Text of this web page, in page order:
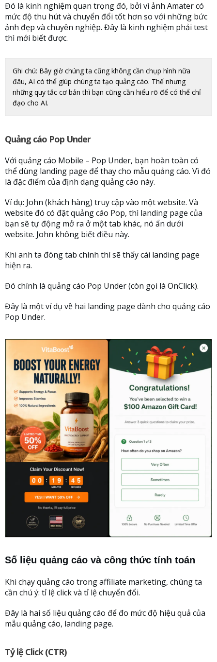
Đó là kinh nghiệm quan trọng đó, bởi vì ảnh Amater có
mức độ thu hút và chuyển đổi tốt hơn so với những bức
ảnh đẹp và chuyên nghiệp. Đây là kinh nghiệm phải test
thì mới biết được.
Ghi chú: Bây giờ chúng ta cũng không cần chụp hình nữa
đâu, AI có thể giúp chúng ta tạo quảng cáo. Thế nhưng
những quy tắc cơ bản thì bạn cũng cần hiểu rõ để có thể chỉ
đạo cho AI.
Quảng cáo Pop Under
Với quảng cáo Mobile – Pop Under, bạn hoàn toàn có
thể dùng landing page để thay cho mẫu quảng cáo. Vì đó
là đặc điểm của định dạng quảng cáo này.
Ví dụ: John (khách hàng) truy cập vào một website. Và
website đó có đặt quảng cáo Pop, thì landing page của
bạn sẽ tự động mở ra ở một tab khác, nó ẩn dưới
website. John không biết điều này.
Khi anh ta đóng tab chính thì sẽ thấy cái landing page
hiện ra.
Đó chính là quảng cáo Pop Under (còn gọi là OnClick).
Đây là một ví dụ về hai landing page dành cho quảng cáo
Pop Under.
Số liệu quảng cáo và công thức tính toán
Khi chạy quảng cáo trong affiliate marketing, chúng ta
cần chú ý: tỉ lệ click và tỉ lệ chuyển đổi.
Đây là hai số liệu quảng cáo để đo mức độ hiệu quả của
mẫu quảng cáo, landing page.
Tỷ lệ Click (CTR)